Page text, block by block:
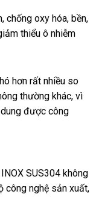
chống oxy hóa, bền,
thiểu ô nhiễm
hơn rất nhiều so
thường khác, vì
được công
SUS304 không
công nghệ sản xuất,